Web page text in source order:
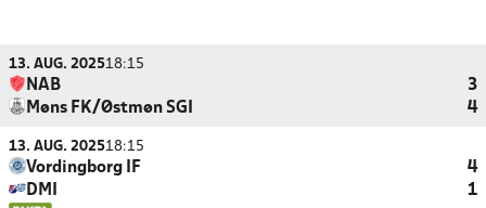
13. AUG. 202518:15
NAB
3
Møns FK/Østmøn SGI
4
13. AUG. 202518:15
Vordingborg IF
4
DMI
1